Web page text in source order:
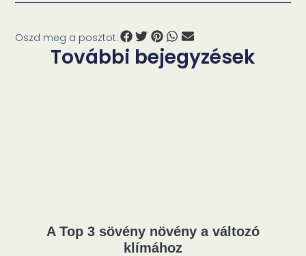
Oszd meg a posztot:
További bejegyzések
A Top 3 sövény növény a változó
klímához